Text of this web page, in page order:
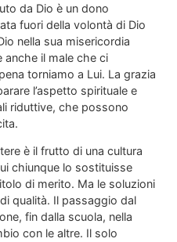
da Dio è un dono
fuori della volontà di Dio
nella sua misericordia
anche il male che ci
torniamo a Lui. La grazia
l’aspetto spirituale e
riduttive, che possono
è il frutto di una cultura
chiunque lo sostituisse
di merito. Ma le soluzioni
qualità. Il passaggio dal
fin dalla scuola, nella
con le altre. Il solo